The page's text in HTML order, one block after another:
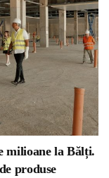
milioane la Bălți.
produse